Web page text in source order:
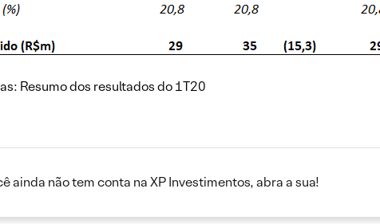
Resumo dos resultados do 1T20
ainda não tem conta na XP Investimentos, abra a sua!